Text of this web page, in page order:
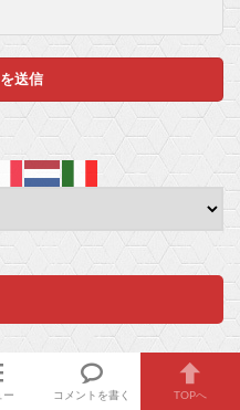
2026」のラインナップを発表！
ー コメントを書く TOPへ